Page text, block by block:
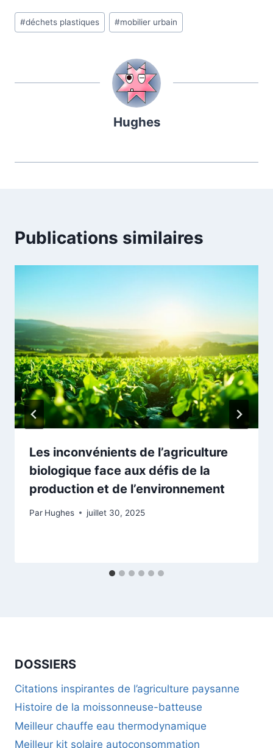
Étiquettes
de
#déchets plastiques #mobilier urbain
Hughes
Publications similaires
Les inconvénients de l’agriculture
biologique face aux défis de la
production et de l’environnement
Par Hughes juillet 30, 2025
DOSSIERS
Citations inspirantes de l’agriculture paysanne
Histoire de la moissonneuse-batteuse
Meilleur chauffe eau thermodynamique
Meilleur kit solaire autoconsommation